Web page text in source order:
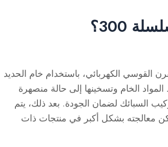
300؟
المقاوم للصدأ من سلسلة 300 بصهر الفرن القوسي الكهربائي، باستخدام خام الحديد
الخام وتسخينها إلى حالة منصهرة
السبائك لضمان الجودة. بعد ذلك، يتم
معالجته بشكل أكبر في منتجات ذات